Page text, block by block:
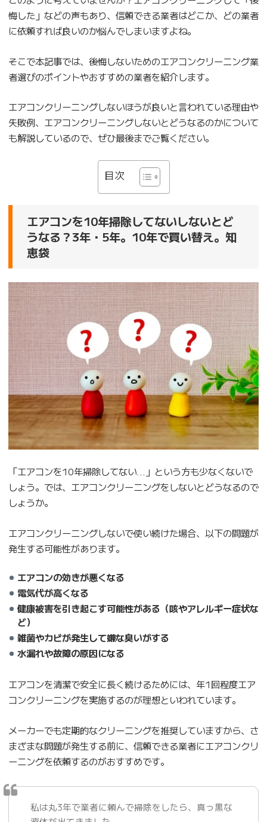
悔した」などの声もあり、信頼できる業者はどこか、どの業者
に依頼すれば良いのか悩んでしまいますよね。
そこで本記事では、後悔しないためのエアコンクリーニング業
者選びのポイントやおすすめの業者を紹介します。
エアコンクリーニングしないほうが良いと言われている理由や
失敗例、エアコンクリーニングしないとどうなるのかについて
も解説しているので、ぜひ最後までご覧ください。
目次
エアコンを10年掃除してないしないとど
うなる？3年・5年。10年で買い替え。知
恵袋
「エアコンを10年掃除してない…」という方も少なくないで
しょう。では、エアコンクリーニングをしないとどうなるので
しょうか。
エアコンクリーニングしないで使い続けた場合、以下の問題が
発生する可能性があります。
エアコンの効きが悪くなる
電気代が高くなる
健康被害を引き起こす可能性がある（咳やアレルギー症状な
ど）
雑菌やカビが発生して嫌な臭いがする
水漏れや故障の原因になる
エアコンを清潔で安全に長く続けるためには、年1回程度エア
コンクリーニングを実施するのが理想といわれています。
メーカーでも定期的なクリーニングを推奨していますから、さ
まざまな問題が発生する前に、信頼できる業者にエアコンクリ
ーニングを依頼するのがおすすめです。
私は丸3年で業者に頼んで掃除をしたら、真っ黒な